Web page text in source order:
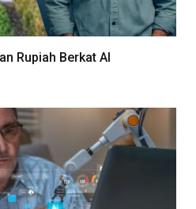
Rupiah Berkat AI